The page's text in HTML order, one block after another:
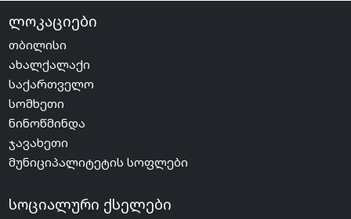
ლოკაციები
თბილისი
ახალქალაქი
საქართველო
სომხეთი
ნინოწმინდა
ჯავახეთი
მუნიციპალიტეტის სოფლები
სოციალური ქსელები